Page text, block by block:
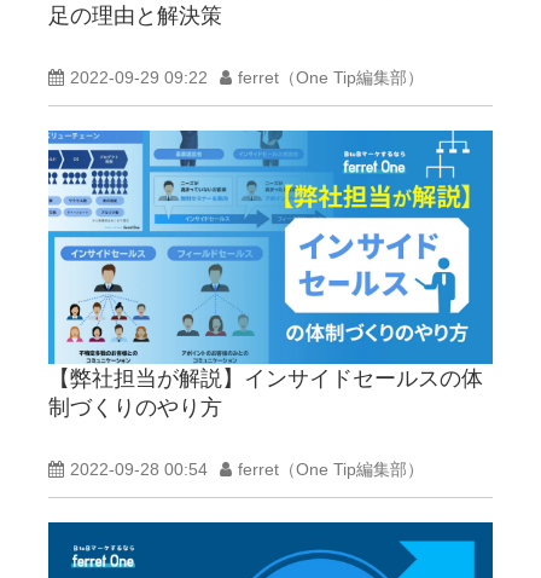
足の理由と解決策
2022-09-29 09:22 ferret（One Tip編集部）
【弊社担当が解説】インサイドセールスの体
制づくりのやり方
2022-09-28 00:54 ferret（One Tip編集部）